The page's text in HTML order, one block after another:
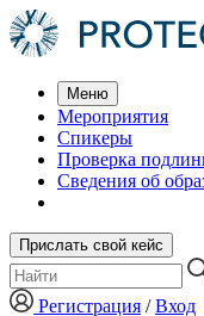
Меню
Мероприятия
Спикеры
Проверка
Сведения об
Прислать свой кейс
Регистрация /Вход